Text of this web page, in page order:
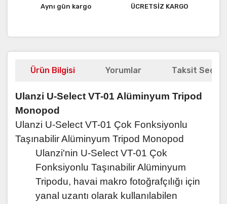
Aynı gün kargo ÜCRETSİZ KARGO
Ürün Bilgisi Yorumlar Taksit
Ulanzi U-Select VT-01 Alüminyum Tripod
Monopod
Ulanzi U-Select VT-01 Çok Fonksiyonlu
Taşınabilir Alüminyum Tripod Monopod
Ulanzi'nin U-Select VT-01 Çok
Fonksiyonlu Taşınabilir Alüminyum
Tripodu, havai makro fotoğrafçılığı için
yanal uzantı olarak kullanılabilen